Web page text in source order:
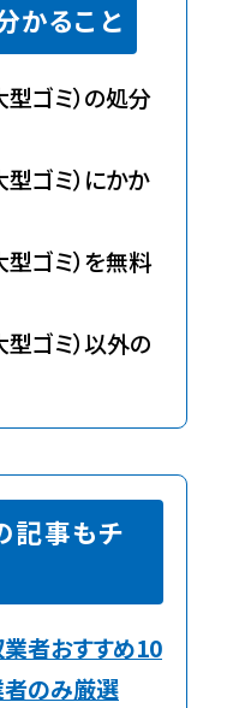
かること
ゴミ）の処分
ゴミ）にかか
ゴミ）を無料
ゴミ）以外の
記事もチ
者おすすめ10
のみ厳選